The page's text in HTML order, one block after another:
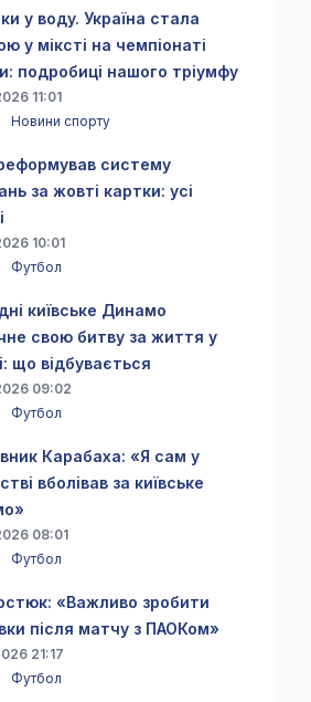
у воду. Україна стала
у міксті на чемпіонаті
подробиці нашого тріумфу
11:01
Новини спорту
систему
за жовті картки: усі
10:01
Футбол
київське Динамо
свою битву за життя у
що відбувається
09:02
Футбол
Карабаха: «Я сам у
вболівав за київське
08:01
Футбол
«Важливо зробити
після матчу з ПАОКом»
21:17
Футбол